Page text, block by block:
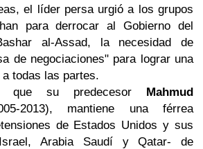
el líder persa urgió a los grupos
para derrocar al Gobierno del
al-Assad, la necesidad de
de negociaciones" para lograr una
todas las partes.
que su predecesor Mahmud
2013), mantiene una férrea
de Estados Unidos y sus
Arabia Saudí y Qatar- de